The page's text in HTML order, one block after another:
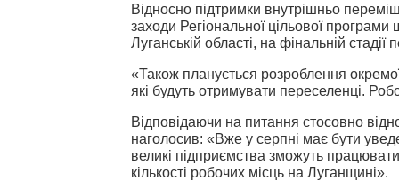
Відносно підтримки внутрішньо
заходи Регіональної цільової
Луганській області, на фінальній
«Також планується розроблення
які будуть отримувати переселенці.
Відповідаючи на питання стосовно
наголосив: «Вже у серпні має бути
великі підприємства зможуть
кількості робочих місць на Луганщині».